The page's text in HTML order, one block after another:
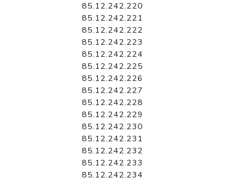
85.12.242.220
85.12.242.221
85.12.242.222
85.12.242.223
85.12.242.224
85.12.242.225
85.12.242.226
85.12.242.227
85.12.242.228
85.12.242.229
85.12.242.230
85.12.242.231
85.12.242.232
85.12.242.233
85.12.242.234